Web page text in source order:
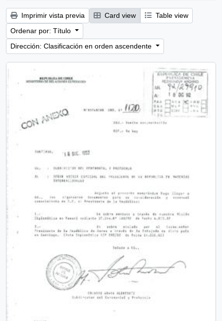
Imprimir vista previa Card view
Table view
Ordenar por: Título
Dirección: Clasificación en orden ascendente